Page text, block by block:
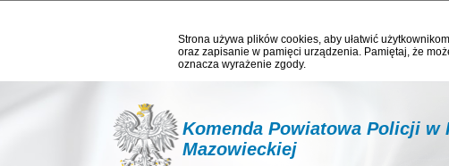
Strona używa plików cookies, aby ułatwić
oraz zapisanie w pamięci urządzenia. Pamiętaj, że
oznacza wyrażenie zgody.
Komenda Powiatowa Policji w
Mazowieckiej